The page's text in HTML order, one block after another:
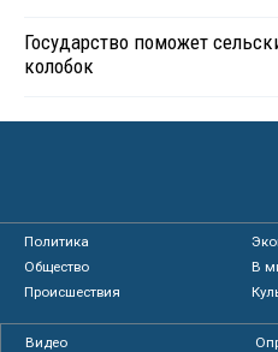
Государство поможет
колобок
Политика
Общество
В
Происшествия
Видео